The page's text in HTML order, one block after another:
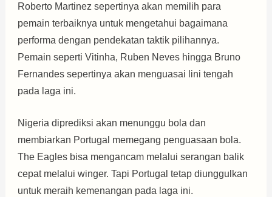
Roberto Martinez sepertinya akan memilih para
pemain terbaiknya untuk mengetahui bagaimana
performa dengan pendekatan taktik pilihannya.
Pemain seperti Vitinha, Ruben Neves hingga Bruno
Fernandes sepertinya akan menguasai lini tengah
pada laga ini.
Nigeria diprediksi akan menunggu bola dan
membiarkan Portugal memegang penguasaan bola.
The Eagles bisa mengancam melalui serangan balik
cepat melalui winger. Tapi Portugal tetap diunggulkan
untuk meraih kemenangan pada laga ini.